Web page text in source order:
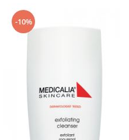
-10%